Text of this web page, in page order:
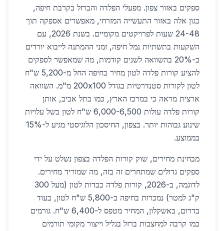
ספקים באזור צפון. מפעלי הפלדה והברזל בקרבת חיפה,
כגון אלה באזור התעשייה המזרחי, מאפשרים אספקה תוך
24-48 שעות לפרויקטים מקומיים. בשנת 2026, עם
השקעות בתשתיות נמל חיפה, זמני ההמתנה לייבוא יורדים
ב-20% בהשוואה לשנים קודמות, מה שמאפשר לספקים
להציע קורות פלדה לטון מחיר בחיפה החל מ-5,200 ש"ח
לטון לקורות סטנדרטיות בגודל 200x100 מ"מ. השוואה
ארצית מראה כי במרכז הארץ, כמו בתל אביב, אותן
קורות פלדה עולות 6,000-6,500 ש"ח לטון בשל עלויות
שינוע גבוהות יותר. בצפון, החיסכון הלוגיסטי מגיע ל-15%
בממוצע.
מבחינת מחירים, שוק קורות הפלדה בצפון נשלט על ידי
ספקים גדולים שמתחרים זה בזה, מה שמוריד מחירים.
לדוגמה, ב-2026, קורות פלדה כבדות לטון (מעל 300
ק"ג למטר) נמכרות בחיפה ב-5,800 ש"ח לטון, בעוד
בדרום, באשקלון, המחיר מטפס ל-6,400 ש"ח. גורמים
כמו קרבה למחצבות ברזל בגליל וייצור מקומי תורמים